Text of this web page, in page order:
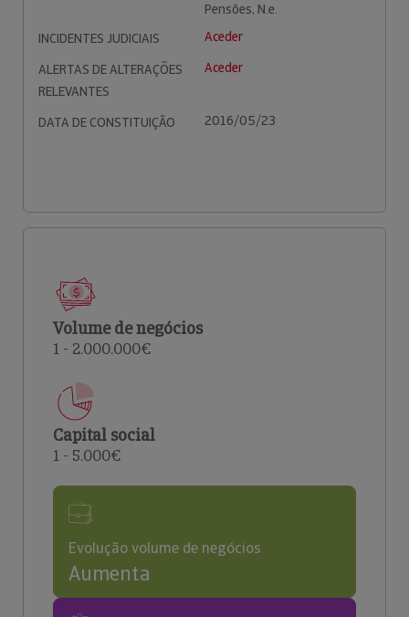
Pensões, N.e.
INCIDENTES JUDICIAIS
Aceder
ALERTAS DE ALTERAÇÕES
RELEVANTES
Aceder
DATA DE CONSTITUIÇÃO 2016/05/23
Volume de negócios
1 - 2.000.000€
Capital social
1 - 5.000€
Evolução volume de negócios
Aumenta